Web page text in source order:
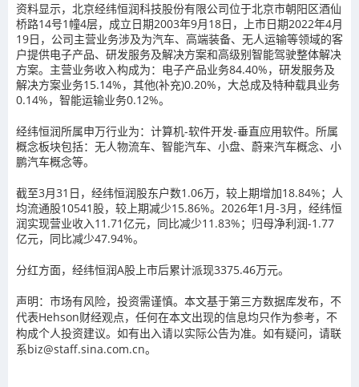
资料显示，北京经纬恒润科技股份有限公司位于北京市朝阳区酒仙
桥路14号1幢4层，成立日期2003年9月18日，上市日期2022年4月
19日，公司主营业务涉及为汽车、高端装备、无人运输等领域的客
户提供电子产品、研发服务及解决方案和高级别智能驾驶整体解决
方案。主营业务收入构成为：电子产品业务84.40%，研发服务及
解决方案业务15.14%，其他(补充)0.20%，大总成及特种载具业务
0.14%，智能运输业务0.12%。
经纬恒润所属申万行业为：计算机-软件开发-垂直应用软件。所属
概念板块包括：无人物流车、智能汽车、小盘、蔚来汽车概念、小
鹏汽车概念等。
截至3月31日，经纬恒润股东户数1.06万，较上期增加18.84%；人
均流通股10541股，较上期减少15.86%。2026年1月-3月，经纬恒
润实现营业收入11.71亿元，同比减少11.83%；归母净利润-1.77
亿元，同比减少47.94%。
分红方面，经纬恒润A股上市后累计派现3375.46万元。
声明：市场有风险，投资需谨慎。本文基于第三方数据库发布，不
代表Hehson财经观点，任何在本文出现的信息均只作为参考，不
构成个人投资建议。如有出入请以实际公告为准。如有疑问，请联
系biz@staff.sina.com.cn。